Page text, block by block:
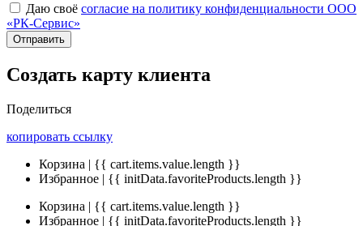
Даю своё согласие на политику конфиденциальности ООО
«РК-Сервис»
Отправить
Создать карту клиента
Поделиться
копировать ссылку
Корзина | {{ cart.items.value.length }}
Избранное | {{ initData.favoriteProducts.length }}
Корзина | {{ cart.items.value.length }}
Избранное | {{ initData.favoriteProducts.length }}